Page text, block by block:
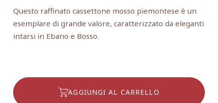
Questo raffinato cassettone mosso piemontese è un
esemplare di grande valore, caratterizzato da eleganti
intarsi in Ebano e Bosso.
AGGIUNGI AL CARRELLO